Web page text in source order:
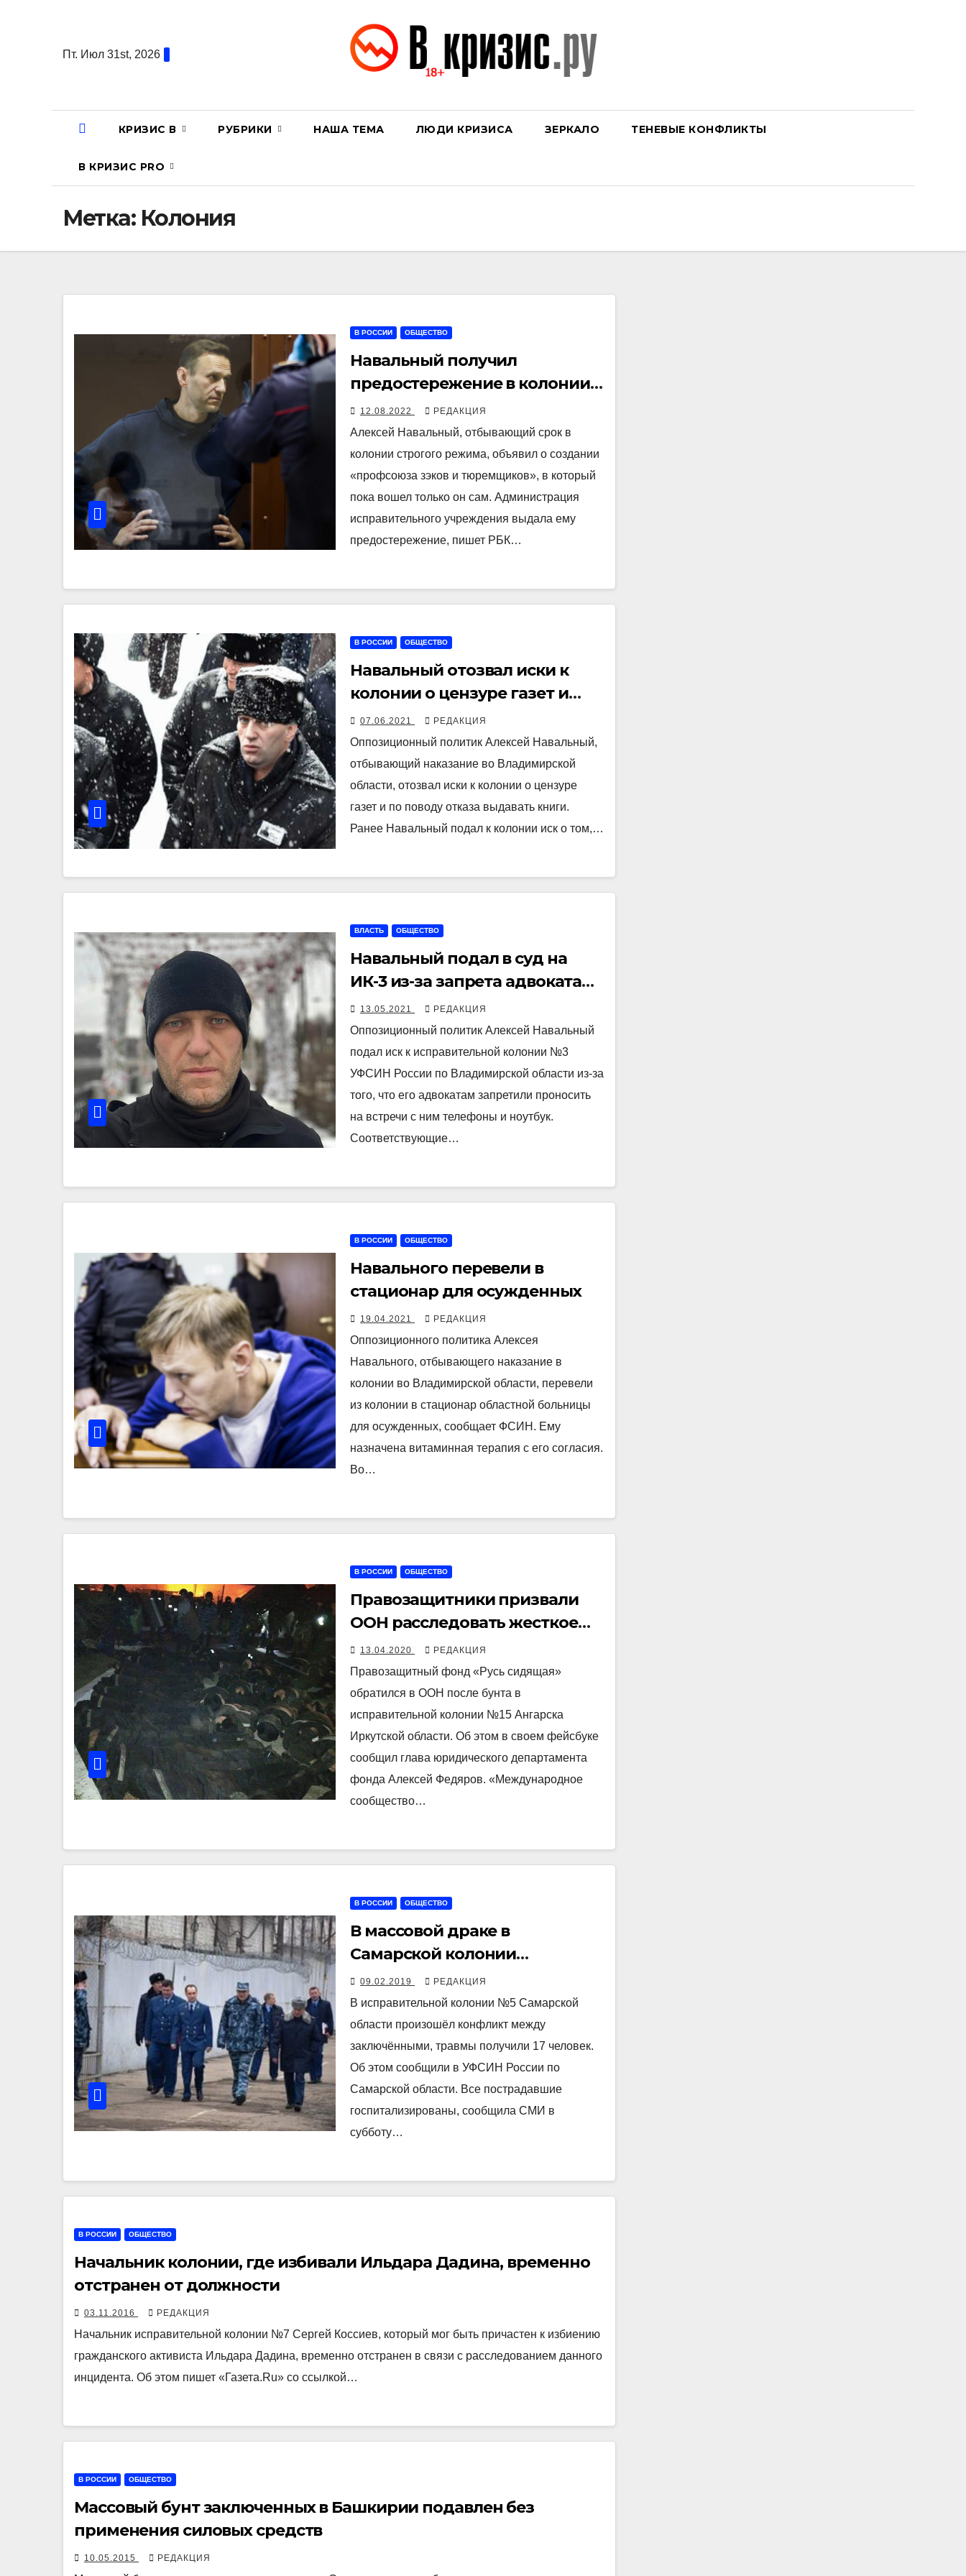
содержаниюПт. Июл 31st, 2026
КРИЗИС В РУБРИКИ НАША ТЕМА ЛЮДИ КРИЗИСА ЗЕРКАЛО ТЕНЕВЫЕ КОНФЛИКТЫ
В КРИЗИС PRO
Метка: Колония
В РОССИИ ОБЩЕСТВО
Навальный получил
предостережение в колонии
за создание «профсоюза
зэков и тюремщиков»
12.08.2022 РЕДАКЦИЯ
Алексей Навальный, отбывающий срок в
колонии строгого режима, объявил о создании
«профсоюза зэков и тюремщиков», в который
пока вошел только он сам. Администрация
исправительного учреждения выдала ему
предостережение, пишет РБК…
В РОССИИ ОБЩЕСТВО
Навальный отозвал иски к
колонии о цензуре газет и
невыдаче книг
07.06.2021 РЕДАКЦИЯ
Оппозиционный политик Алексей Навальный,
отбывающий наказание во Владимирской
области, отозвал иски к колонии о цензуре
газет и по поводу отказа выдавать книги.
Ранее Навальный подал к колонии иск о том,…
ВЛАСТЬ ОБЩЕСТВО
Навальный подал в суд на
ИК-3 из-за запрета адвокатам
проносить на встречи
телефоны и ноутбук
13.05.2021 РЕДАКЦИЯ
Оппозиционный политик Алексей Навальный
подал иск к исправительной колонии №3
УФСИН России по Владимирской области из-за
того, что его адвокатам запретили проносить
на встречи с ним телефоны и ноутбук.
Соответствующие…
В РОССИИ ОБЩЕСТВО
Навального перевели в
стационар для осужденных
19.04.2021 РЕДАКЦИЯ
Оппозиционного политика Алексея
Навального, отбывающего наказание в
колонии во Владимирской области, перевели
из колонии в стационар областной больницы
для осужденных, сообщает ФСИН. Ему
назначена витаминная терапия с его согласия.
Во…
В РОССИИ ОБЩЕСТВО
Правозащитники призвали
ООН расследовать жесткое
подавление бунта в
ангарской колонии
13.04.2020 РЕДАКЦИЯ
Правозащитный фонд «Русь сидящая»
обратился в ООН после бунта в
исправительной колонии №15 Ангарска
Иркутской области. Об этом в своем фейсбуке
сообщил глава юридического департамента
фонда Алексей Федяров. «Международное
сообщество…
В РОССИИ ОБЩЕСТВО
В массовой драке в
Самарской колонии
пострадали 17 заключенных
09.02.2019 РЕДАКЦИЯ
В исправительной колонии №5 Самарской
области произошёл конфликт между
заключёнными, травмы получили 17 человек.
Об этом сообщили в УФСИН России по
Самарской области. Все пострадавшие
госпитализированы, сообщила СМИ в
субботу…
В РОССИИ ОБЩЕСТВО
Начальник колонии, где избивали Ильдара Дадина, временно
отстранен от должности
03.11.2016 РЕДАКЦИЯ
Начальник исправительной колонии №7 Сергей Коссиев, который мог быть причастен к избиению
гражданского активиста Ильдара Дадина, временно отстранен в связи с расследованием данного
инцидента. Об этом пишет «Газета.Ru» со ссылкой…
В РОССИИ ОБЩЕСТВО
Массовый бунт заключенных в Башкирии подавлен без
применения силовых средств
10.05.2015 РЕДАКЦИЯ